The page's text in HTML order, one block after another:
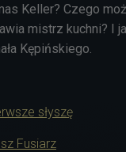
Keller? Czego
mistrz kuchni? I
Kępińskiego.
słyszę
Fusiarz